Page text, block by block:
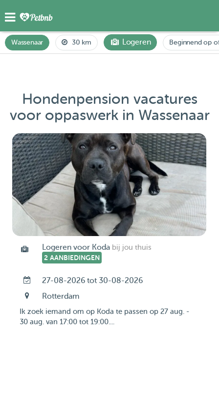
Wassenaar 30 km Logeren Beginnend op
Hondenpension vacatures
voor oppaswerk in Wassenaar
Logeren voor Koda bij jou thuis
2 AANBIEDINGEN
27-08-2026 tot 30-08-2026
Rotterdam
Ik zoek iemand om op Koda te passen op 27 aug. -
30 aug. van 17:00 tot 19:00....